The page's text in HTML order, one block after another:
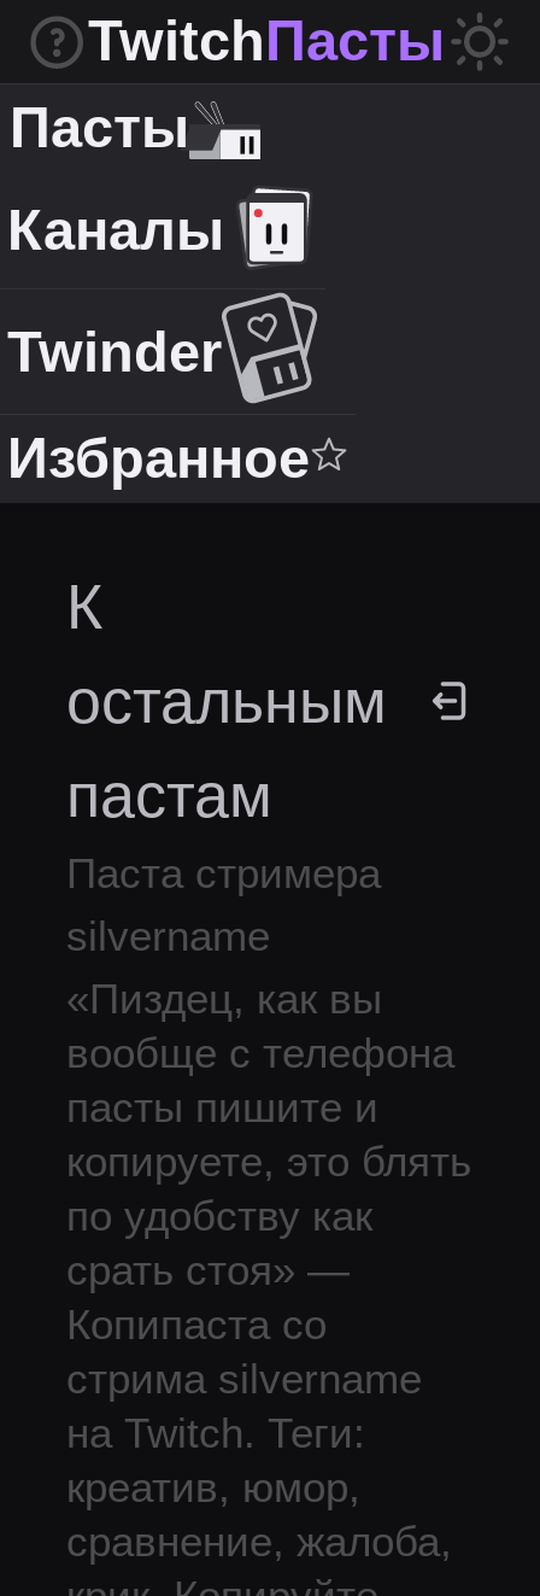
TwitchПасты
Пасты
Каналы
Twinder
Избранное
К
остальным
пастам
Паста стримера
silvername
«Пиздец, как вы
вообще с телефона
пасты пишите и
копируете, это блять
по удобству как
срать стоя» —
Копипаста со
стрима silvername
на Twitch. Теги:
креатив, юмор,
сравнение, жалоба,